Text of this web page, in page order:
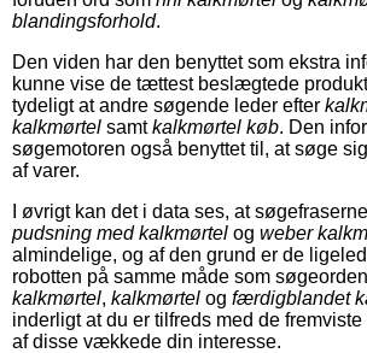
blandingsforhold.
Den viden har den benyttet som ekstra
kunne vise de tættest beslægtede
tydeligt at andre søgende leder efter
kalkmørtel samtkalkmørtel køb. Den
søgemotoren også benyttet til, at søge
af varer.
I øvrigt kan det i data ses, at søgefraserne
pudsning med kalkmørtel og weber
almindelige, og af den grund er de
robotten på samme måde som
kalkmørtel, kalkmørtel og færdigblandet
inderligt at du er tilfreds med de
af disse vækkede din interesse.